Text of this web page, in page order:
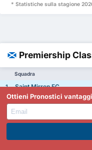
* Statistiche sulla stagione
Premiership
Squadra
1 Saint Mirren FC
2
Celtic FC
Dundee FC
5
Saint Johnstone FC
ISCRIVITI A
Ottieni Pronostici